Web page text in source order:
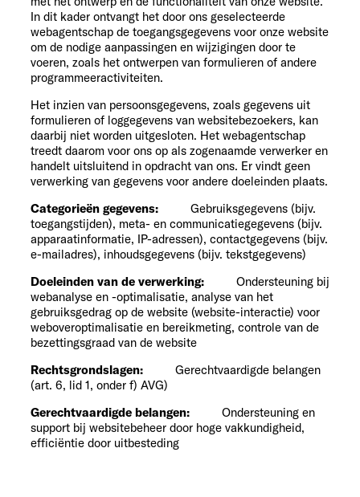
In dit kader ontvangt het door ons geselecteerde
webagentschap de toegangsgegevens voor onze website
om de nodige aanpassingen en wijzigingen door te
voeren, zoals het ontwerpen van formulieren of andere
programmeeractiviteiten.
Het inzien van persoonsgegevens, zoals gegevens uit
formulieren of loggegevens van websitebezoekers, kan
daarbij niet worden uitgesloten. Het webagentschap
treedt daarom voor ons op als zogenaamde verwerker en
handelt uitsluitend in opdracht van ons. Er vindt geen
verwerking van gegevens voor andere doeleinden plaats.
Categorieën gegevens: Gebruiksgegevens (bijv.
toegangstijden), meta- en communicatiegegevens (bijv.
apparaatinformatie, IP-adressen), contactgegevens (bijv.
e-mailadres), inhoudsgegevens (bijv. tekstgegevens)
Doeleinden van de verwerking: Ondersteuning bij
webanalyse en -optimalisatie, analyse van het
gebruiksgedrag op de website (website-interactie) voor
weboveroptimalisatie en bereikmeting, controle van de
bezettingsgraad van de website
Rechtsgrondslagen: Gerechtvaardigde belangen
(art. 6, lid 1, onder f) AVG)
Gerechtvaardigde belangen: Ondersteuning en
support bij websitebeheer door hoge vakkundigheid,
efficiëntie door uitbesteding